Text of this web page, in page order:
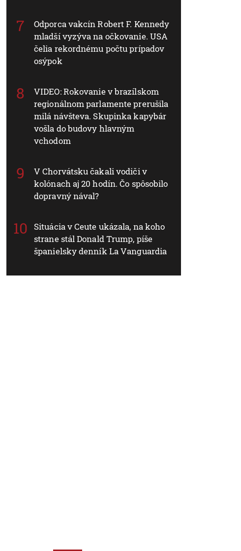
Odporca vakcín Robert F. Kennedy
mladší vyzýva na očkovanie. USA
čelia rekordnému počtu prípadov
osýpok
VIDEO: Rokovanie v brazílskom
regionálnom parlamente prerušila
milá návšteva. Skupinka kapybár
vošla do budovy hlavným
vchodom
V Chorvátsku čakali vodiči v
kolónach aj 20 hodín. Čo spôsobilo
dopravný nával?
Situácia v Ceute ukázala, na koho
strane stál Donald Trump, píše
španielsky denník La Vanguardia